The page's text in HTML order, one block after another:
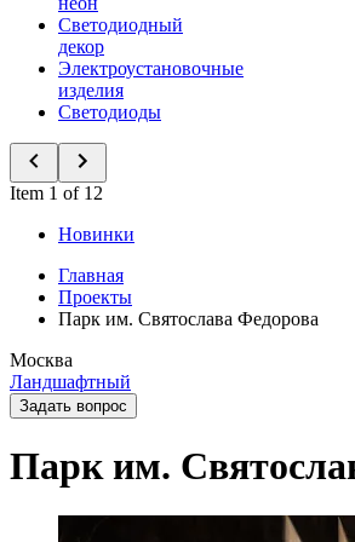
Светодиодный
декор
Электроустановочные
изделия
Светодиоды
Item 1 of 12
Новинки
Главная
Проекты
Парк им. Святослава Федорова
Москва
Ландшафтный
Задать вопрос
Парк им.